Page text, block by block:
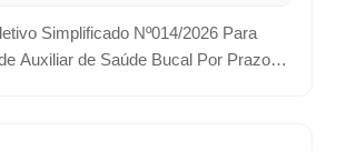
Simplificado Nº014/2026 Para
Auxiliar de Saúde Bucal Por Prazo